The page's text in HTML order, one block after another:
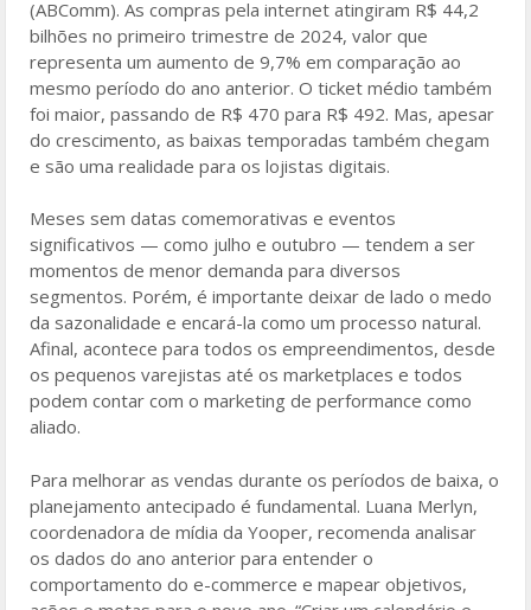
(ABComm). As compras pela internet atingiram R$ 44,2
bilhões no primeiro trimestre de 2024, valor que
representa um aumento de 9,7% em comparação ao
mesmo período do ano anterior. O ticket médio também
foi maior, passando de R$ 470 para R$ 492. Mas, apesar
do crescimento, as baixas temporadas também chegam
e são uma realidade para os lojistas digitais.
Meses sem datas comemorativas e eventos
significativos — como julho e outubro — tendem a ser
momentos de menor demanda para diversos
segmentos. Porém, é importante deixar de lado o medo
da sazonalidade e encará-la como um processo natural.
Afinal, acontece para todos os empreendimentos, desde
os pequenos varejistas até os marketplaces e todos
podem contar com o marketing de performance como
aliado.
Para melhorar as vendas durante os períodos de baixa, o
planejamento antecipado é fundamental. Luana Merlyn,
coordenadora de mídia da Yooper, recomenda analisar
os dados do ano anterior para entender o
comportamento do e-commerce e mapear objetivos,